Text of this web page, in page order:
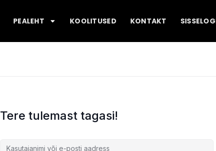
PEALEHT KOOLITUSED KONTAKT
Tere tulemast tagasi!